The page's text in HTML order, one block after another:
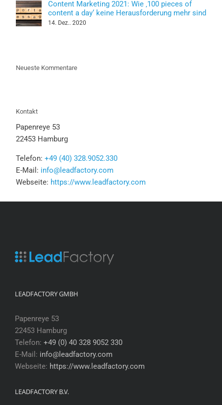
Content Marketing 2021: Wie ‚100 pieces of
content a day‘ keine Herausforderung mehr sind
14. Dez.. 2020
Neueste Kommentare
Kontakt
Papenreye 53
22453 Hamburg
Telefon: +49 (40) 328.9052.330
E-Mail: info@leadfactory.com
Webseite: https://www.leadfactory.com
LEADFACTORY GMBH
Papenreye 53
22453 Hamburg
Telefon: +49 (0) 40 328 9052 330
E-Mail: info@leadfactory.com
Webseite: https://www.leadfactory.com
LEADFACTORY B.V.